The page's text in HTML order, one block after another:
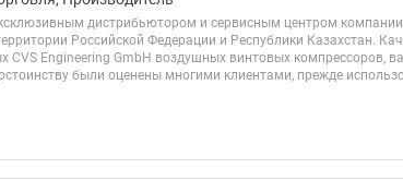
дистрибьютором и сервисным центром компании
Российской Федерации и Республики Казахстан.
CVS Engineering GmbH воздушных винтовых компрессоров,
были оценены многими клиентами, прежде